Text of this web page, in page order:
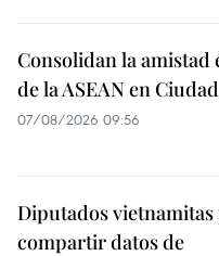
Consolidan la amistad
de la ASEAN en
07/08/2026 09:56
Diputados vietnamitas
compartir datos de